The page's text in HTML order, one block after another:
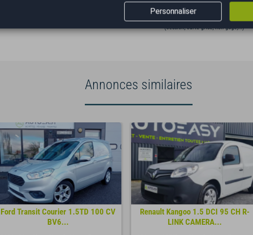
GESTION ADMINISTRATIVE
(cession, carte grise, non gage,...)
Annonces similaires
Ford Transit Courier 1.5TD 100 CV
BV6...
Renault Kangoo 1.5 DCI 95 CH R-
LINK CAMERA...
Personnaliser